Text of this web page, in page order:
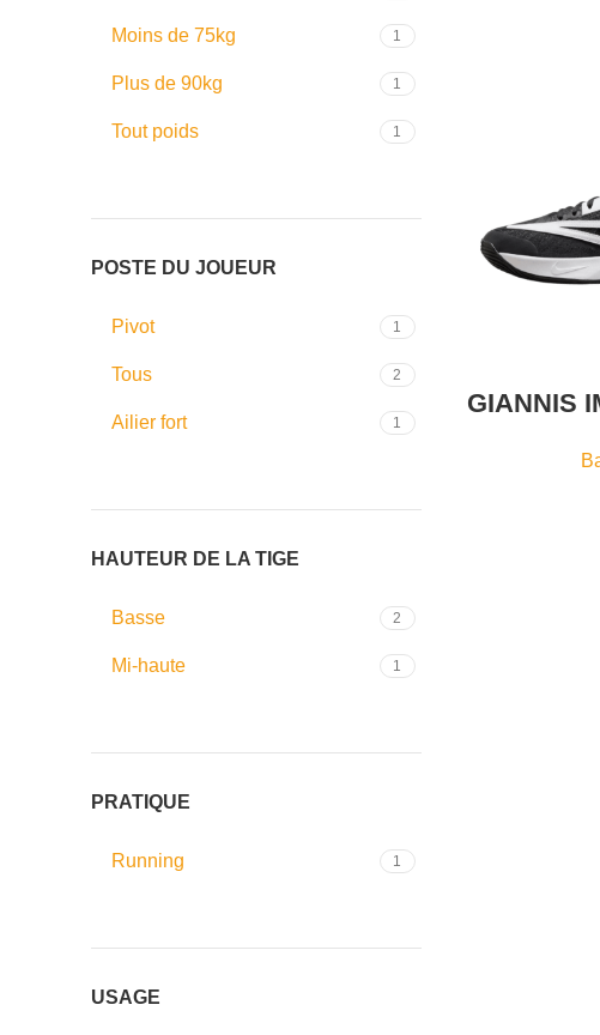
Moins de 75kg 1
Plus de 90kg 1
Tout poids 1
POSTE DU JOUEUR
Pivot 1
Tous 2
Ailier fort 1
HAUTEUR DE LA TIGE
Basse 2
Mi-haute 1
PRATIQUE
Running 1
USAGE
GIANNIS